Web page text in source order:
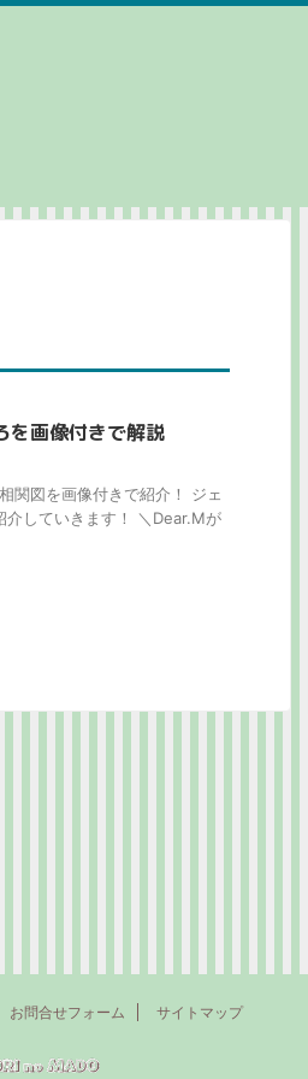
を画像付きで解説
関図を画像付きで紹介！ ジェ
介していきます！ ＼Dear.Mが
お問合せフォーム サイトマップ